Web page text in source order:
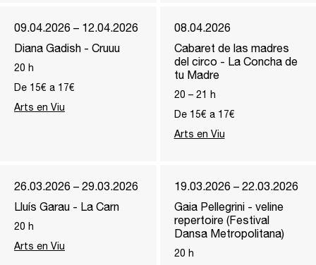
09.04.2026 – 12.04.2026
Diana Gadish - Cruuu
20 h
De 15€ a 17€
Arts en Viu
08.04.2026
Cabaret de las madres
del circo - La Concha de
tu Madre
20 – 21
h
De 15€ a 17€
Arts en Viu
26.03.2026 – 29.03.2026
Lluís Garau - La Carn
20 h
Arts en Viu
19.03.2026 – 22.03.2026
Gaia Pellegrini - veline
repertoire (Festival
Dansa Metropolitana)
20 h